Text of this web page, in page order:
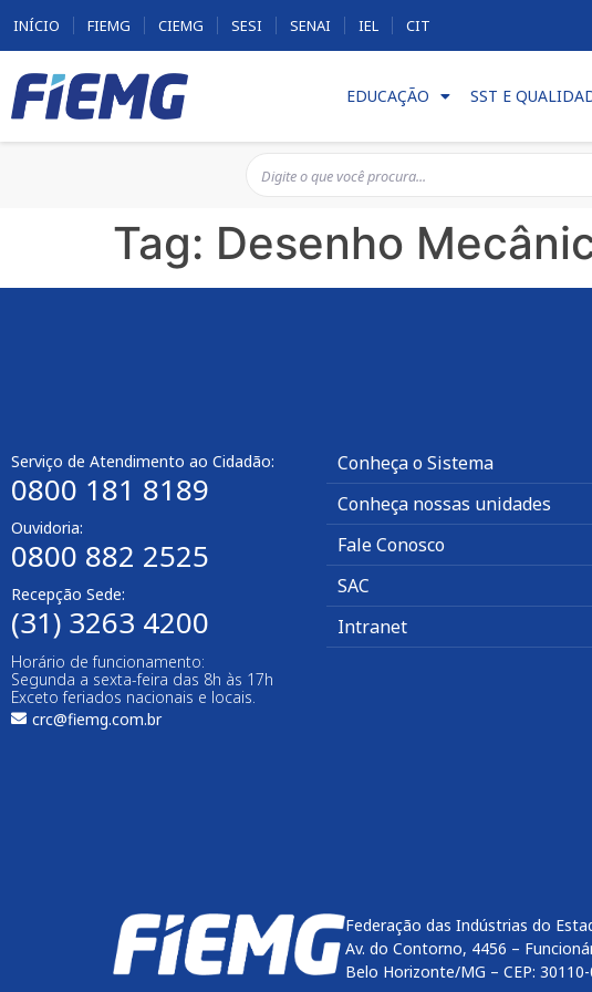
INÍCIO FIEMG CIEMG SESI SENAI IEL CIT
EDUCAÇÃO SST E
Tag: Desenho
Serviço de Atendimento ao Cidadão:
0800 181 8189
Ouvidoria:
0800 882 2525
Recepção Sede:
(31) 3263 4200
Horário de funcionamento:
Segunda a sexta-feira das 8h às 17h
Exceto feriados nacionais e locais.
crc@fiemg.com.br
Conheça o Sistema
Conheça nossas unidades
Fale Conosco
SAC
Intranet
Federação das Indústrias do
Av. do Contorno, 4456 –
Belo Horizonte/MG – CEP:
btn-04